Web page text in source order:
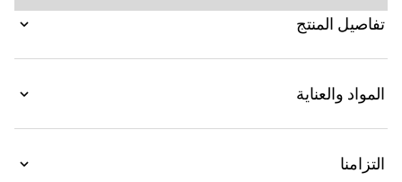
الطراز على الكتف أو كحقيبة كروس بودي مع الحزام
الإضافي. صُنعت من جلد ناعم ومحبب مع لمسة نهائية
لامعة، وهي مكتملة بقطع معدنية على شكل مكبس.
تفاصيل المنتج
المواد والعناية
التزامنا